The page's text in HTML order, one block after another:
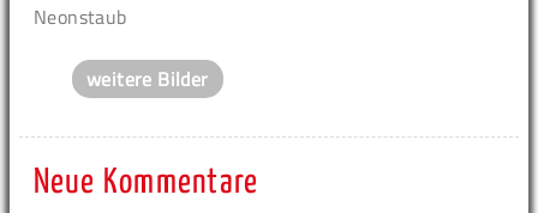
Neonstaub
weitere Bilder
Neue Kommentare